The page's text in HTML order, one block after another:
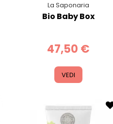
La Saponaria
Bio Baby Box
47,50 €
VEDI